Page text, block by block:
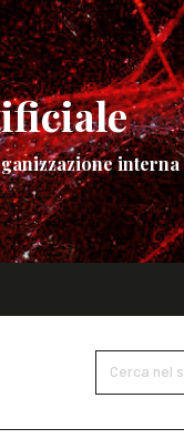
Cerca nel